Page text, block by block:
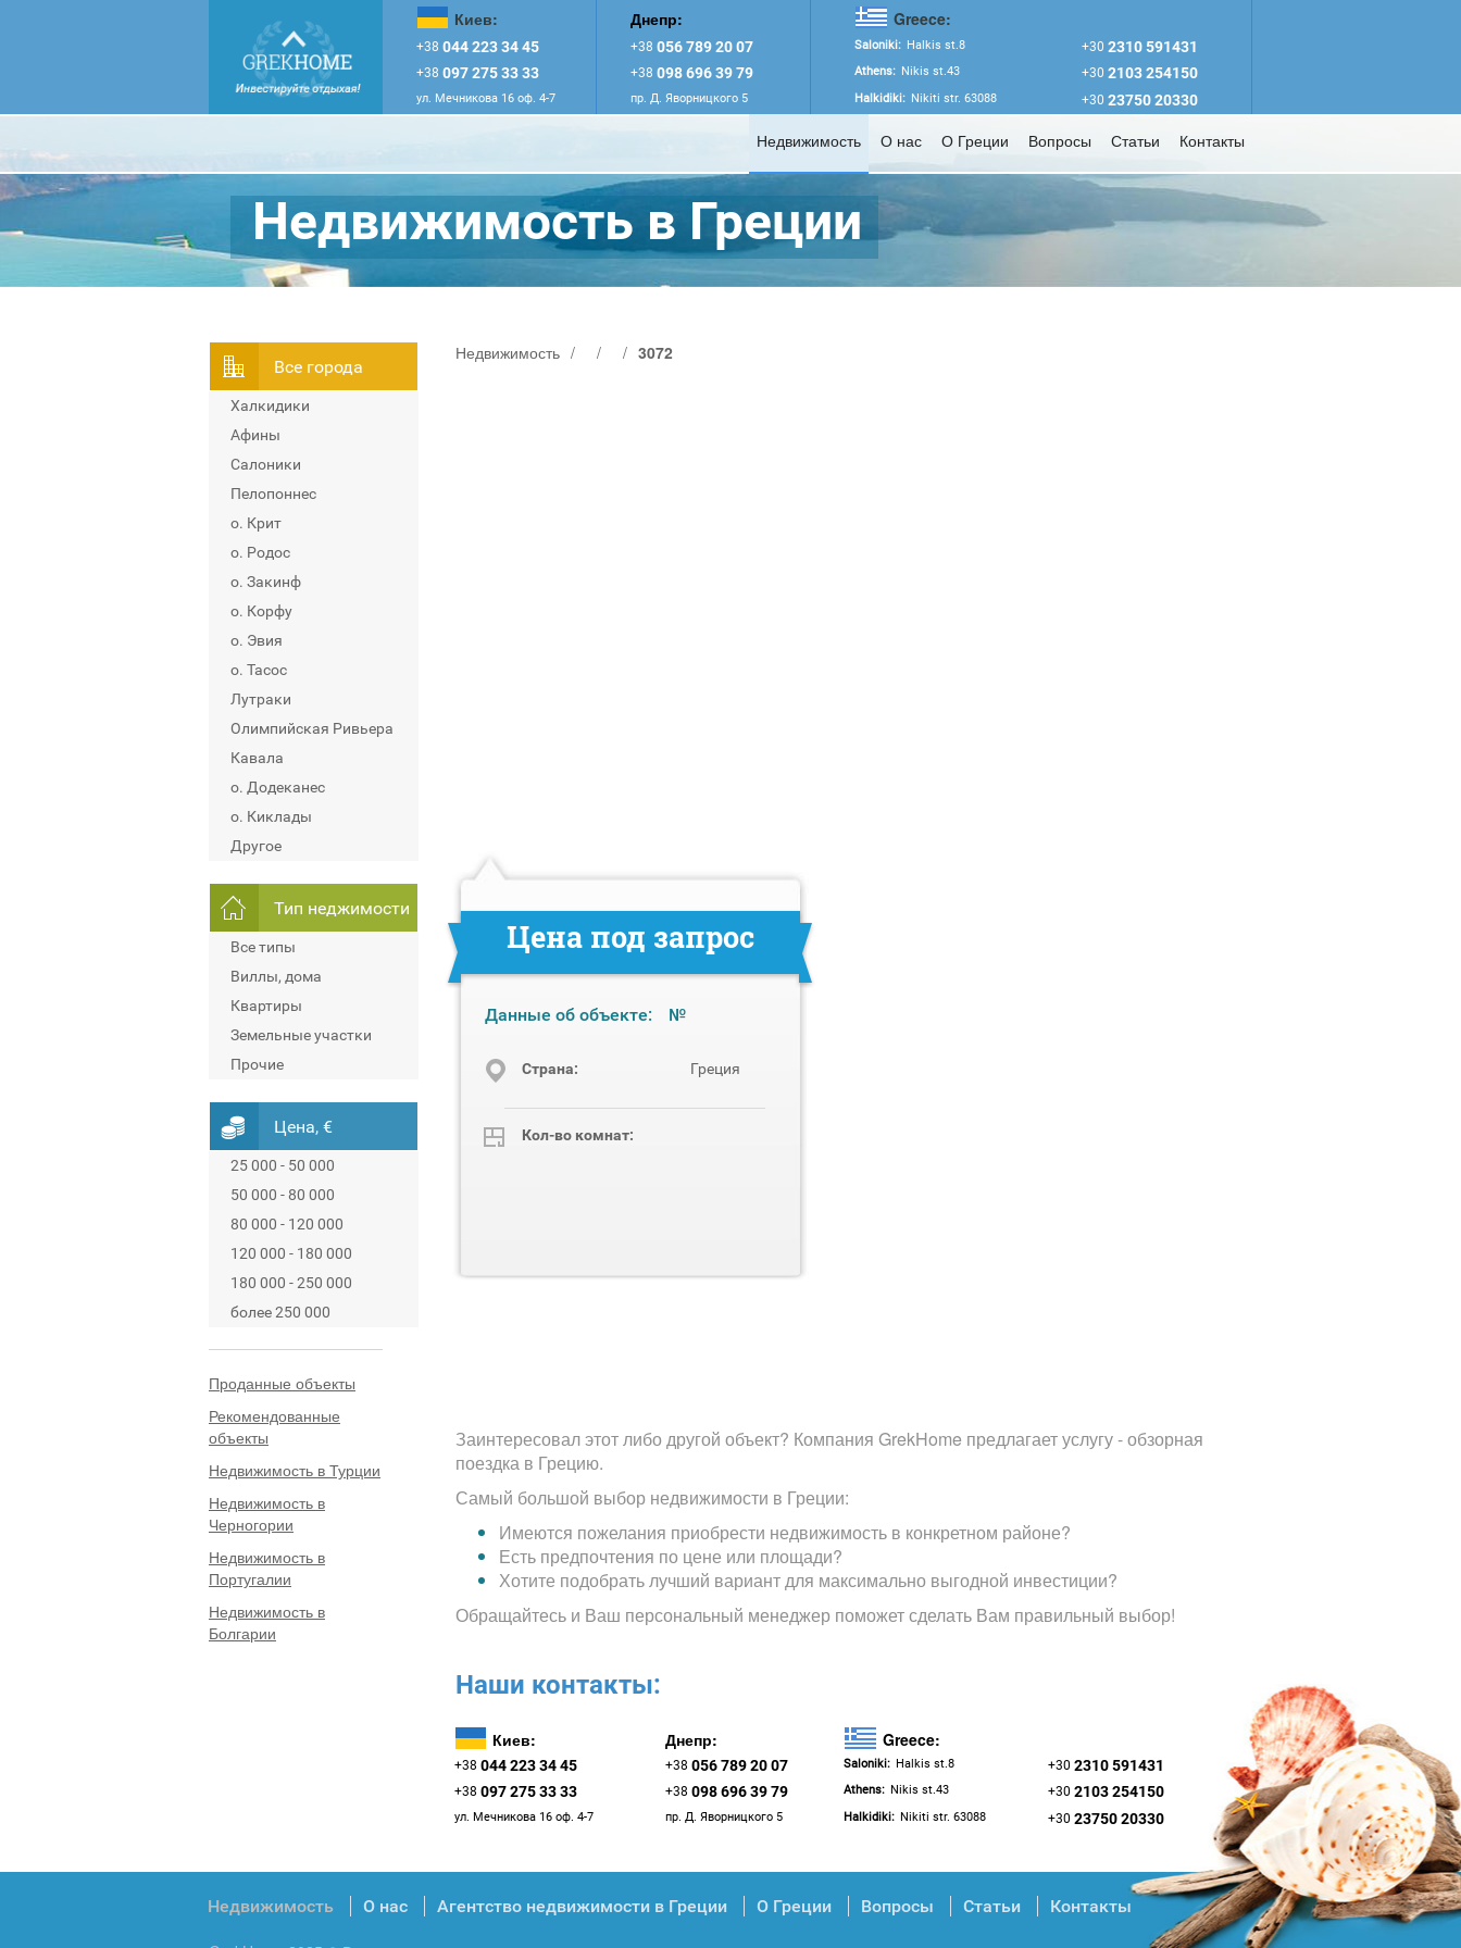
Киев: Днепр: Greece:
+38 044 223 34 45 +38 056 789 20 07 Saloniki: Halkis st.8 +30 2310 591431
+38 097 275 33 33 +38 098 696 39 79 Athens: Nikis st.43 +30 2103 254150
ул. Мечникова 16 оф. 4-7 пр. Д. Яворницкого 5 Halkidiki: Nikiti str. 63088 +30 23750 20330
Недвижимость О нас О Греции Вопросы Статьи Контакты
Недвижимость в Греции
Всe города
Халкидики
Афины
Салоники
Пелопоннес
о. Крит
о. Родос
о. Закинф
о. Корфу
о. Эвия
о. Тасос
Лутраки
Олимпийская Ривьера
Кавала
о. Додеканес
о. Киклады
Другое
Тип неджимости
Все типы
Виллы, дома
Квартиры
Земельные участки
Прочие
Цена, €
25 000 - 50 000
50 000 - 80 000
80 000 - 120 000
120 000 - 180 000
180 000 - 250 000
более 250 000
Проданные объекты
Рекомендованные
объекты
Недвижимость в Турции
Недвижимость в
Черногории
Недвижимость в
Португалии
Недвижимость в
Болгарии
Недвижимость / / / 3072
Цена под запрос
Данные об объекте: №
Cтрана: Греция
Кол-во комнат:
Заинтересовал этот либо другой объект? Компания GrekHome предлагает услугу - обзорная
поездка в Грецию.
Самый большой выбор недвижимости в Греции:
Имеются пожелания приобрести недвижимость в конкретном районе?
Есть предпочтения по цене или площади?
Хотите подобрать лучший вариант для максимально выгодной инвестиции?
Обращайтесь и Ваш персональный менеджер поможет сделать Вам правильный выбор!
Наши контакты:
Киев: Днепр: Greece:
+38 044 223 34 45 +38 056 789 20 07 Saloniki: Halkis st.8 +30 2310 591431
+38 097 275 33 33 +38 098 696 39 79 Athens: Nikis st.43 +30 2103 254150
ул. Мечникова 16 оф. 4-7 пр. Д. Яворницкого 5 Halkidiki: Nikiti str. 63088 +30 23750 20330
Недвижимость О нас Агентство недвижимости в Греции О Греции Вопросы Статьи Контакты